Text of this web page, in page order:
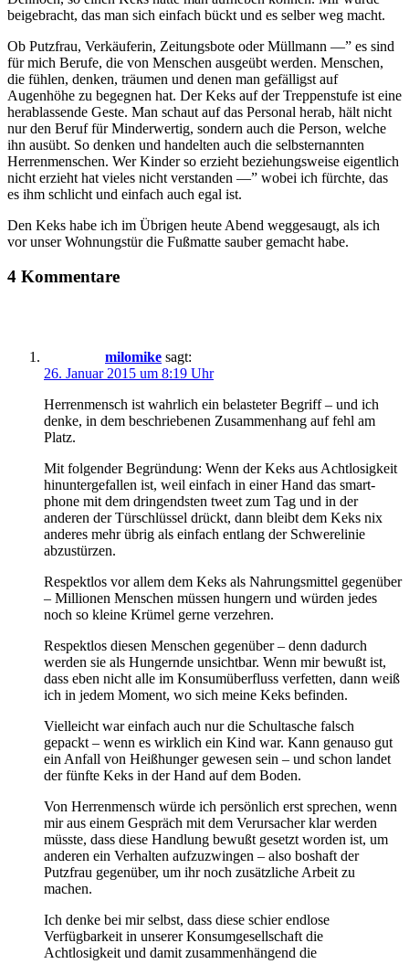
beigebracht, das man sich einfach bückt und es selber weg macht.
Ob Putzfrau, Verkäuferin, Zeitungsbote oder Müllmann —” es sind
für mich Berufe, die von Menschen ausgeübt werden. Menschen,
die fühlen, denken, träumen und denen man gefälligst auf
Augenhöhe zu begegnen hat. Der Keks auf der Treppenstufe ist eine
herablassende Geste. Man schaut auf das Personal herab, hält nicht
nur den Beruf für Minderwertig, sondern auch die Person, welche
ihn ausübt. So denken und handelten auch die selbsternannten
Herrenmenschen. Wer Kinder so erzieht beziehungsweise eigentlich
nicht erzieht hat vieles nicht verstanden —” wobei ich fürchte, das
es ihm schlicht und einfach auch egal ist.
Den Keks habe ich im Übrigen heute Abend weggesaugt, als ich
vor unser Wohnungstür die Fußmatte sauber gemacht habe.
4 Kommentare
milomike sagt:
26. Januar 2015 um 8:19 Uhr
Herrenmensch ist wahrlich ein belasteter Begriff – und ich
denke, in dem beschriebenen Zusammenhang auf fehl am
Platz.
Mit folgender Begründung: Wenn der Keks aus Achtlosigkeit
hinuntergefallen ist, weil einfach in einer Hand das smart-
phone mit dem dringendsten tweet zum Tag und in der
anderen der Türschlüssel drückt, dann bleibt dem Keks nix
anderes mehr übrig als einfach entlang der Schwerelinie
abzustürzen.
Respektlos vor allem dem Keks als Nahrungsmittel gegenüber
– Millionen Menschen müssen hungern und würden jedes
noch so kleine Krümel gerne verzehren.
Respektlos diesen Menschen gegenüber – denn dadurch
werden sie als Hungernde unsichtbar. Wenn mir bewußt ist,
dass eben nicht alle im Konsumüberfluss verfetten, dann weiß
ich in jedem Moment, wo sich meine Keks befinden.
Vielleicht war einfach auch nur die Schultasche falsch
gepackt – wenn es wirklich ein Kind war. Kann genauso gut
ein Anfall von Heißhunger gewesen sein – und schon landet
der fünfte Keks in der Hand auf dem Boden.
Von Herrenmensch würde ich persönlich erst sprechen, wenn
mir aus einem Gespräch mit dem Verursacher klar werden
müsste, dass diese Handlung bewußt gesetzt worden ist, um
anderen ein Verhalten aufzuzwingen – also boshaft der
Putzfrau gegenüber, um ihr noch zusätzliche Arbeit zu
machen.
Ich denke bei mir selbst, dass diese schier endlose
Verfügbarkeit in unserer Konsumgesellschaft die
Achtlosigkeit und damit zusammenhängend die